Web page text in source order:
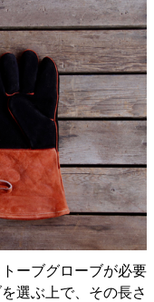
ーブグローブが必要
選ぶ上で、その長さ